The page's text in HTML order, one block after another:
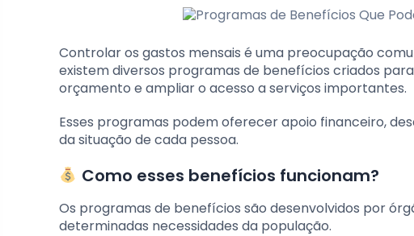
Controlar os gastos mensais é uma preocupação
existem diversos programas de benefícios criados
orçamento e ampliar o acesso a serviços importantes.
Esses programas podem oferecer apoio financeiro,
da situação de cada pessoa.
Como esses benefícios funcionam?
Os programas de benefícios são desenvolvidos por
determinadas necessidades da população.